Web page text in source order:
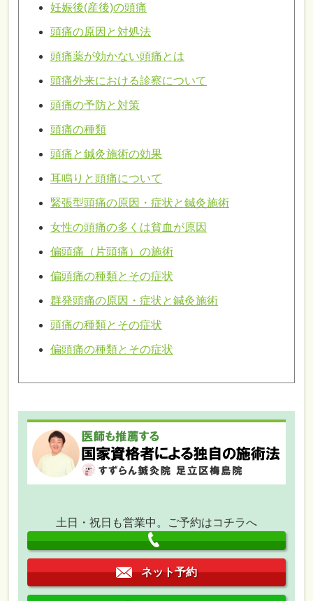
妊娠後(産後)の頭痛
頭痛の原因と対処法
頭痛薬が効かない頭痛とは
頭痛外来における診察について
頭痛の予防と対策
頭痛の種類
頭痛と鍼灸施術の効果
耳鳴りと頭痛について
緊張型頭痛の原因・症状と鍼灸施術
女性の頭痛の多くは貧血が原因
偏頭痛（片頭痛）の施術
偏頭痛の種類とその症状
群発頭痛の原因・症状と鍼灸施術
頭痛の種類とその症状
偏頭痛の種類とその症状
土日・祝日も営業中。ご予約はコチラへ
ネット予約